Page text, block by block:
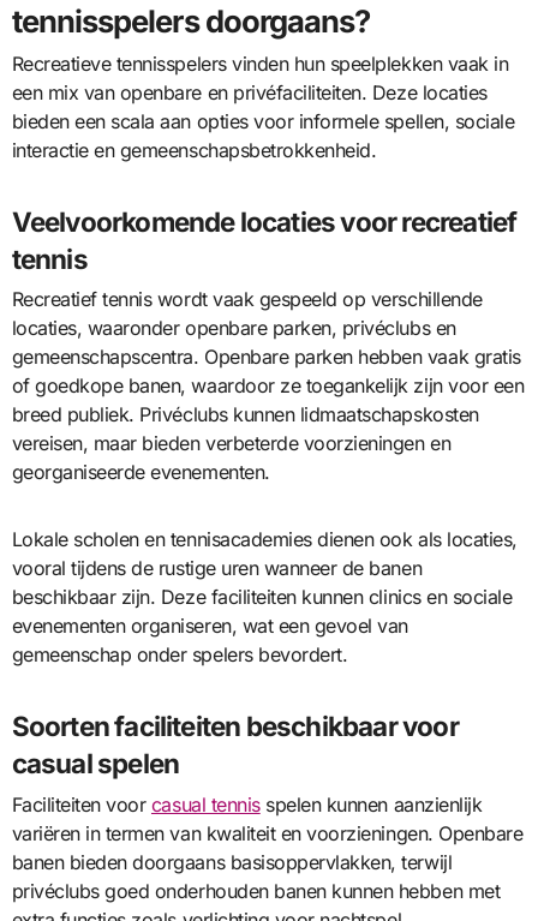
tennisspelers doorgaans?
Recreatieve tennisspelers vinden hun speelplekken vaak in
een mix van openbare en privéfaciliteiten. Deze locaties
bieden een scala aan opties voor informele spellen, sociale
interactie en gemeenschapsbetrokkenheid.
Veelvoorkomende locaties voor recreatief
tennis
Recreatief tennis wordt vaak gespeeld op verschillende
locaties, waaronder openbare parken, privéclubs en
gemeenschapscentra. Openbare parken hebben vaak gratis
of goedkope banen, waardoor ze toegankelijk zijn voor een
breed publiek. Privéclubs kunnen lidmaatschapskosten
vereisen, maar bieden verbeterde voorzieningen en
georganiseerde evenementen.
Lokale scholen en tennisacademies dienen ook als locaties,
vooral tijdens de rustige uren wanneer de banen
beschikbaar zijn. Deze faciliteiten kunnen clinics en sociale
evenementen organiseren, wat een gevoel van
gemeenschap onder spelers bevordert.
Soorten faciliteiten beschikbaar voor
casual spelen
Faciliteiten voor casual tennisspelen kunnen aanzienlijk
variëren in termen van kwaliteit en voorzieningen. Openbare
banen bieden doorgaans basisoppervlakken, terwijl
privéclubs goed onderhouden banen kunnen hebben met